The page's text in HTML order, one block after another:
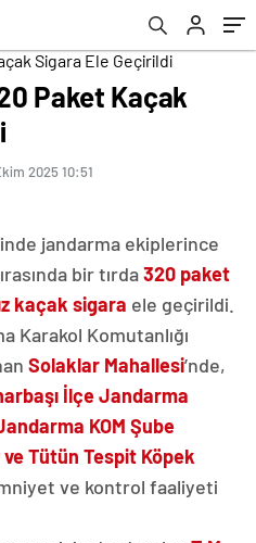
Paket Kaçak
2025 10:51
jandarma ekiplerince
bir tırda320 paket
kaçak sigara ele geçirildi.
Karakol Komutanlığı
Solaklar Mahallesi’nde,
İlçe Jandarma
KOM Şube
ve Tütün Tespit Köpek
ve kontrol faaliyeti